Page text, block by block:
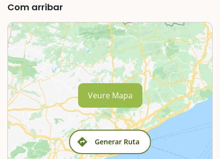
Com arribar
Generar Ruta
Veure Mapa